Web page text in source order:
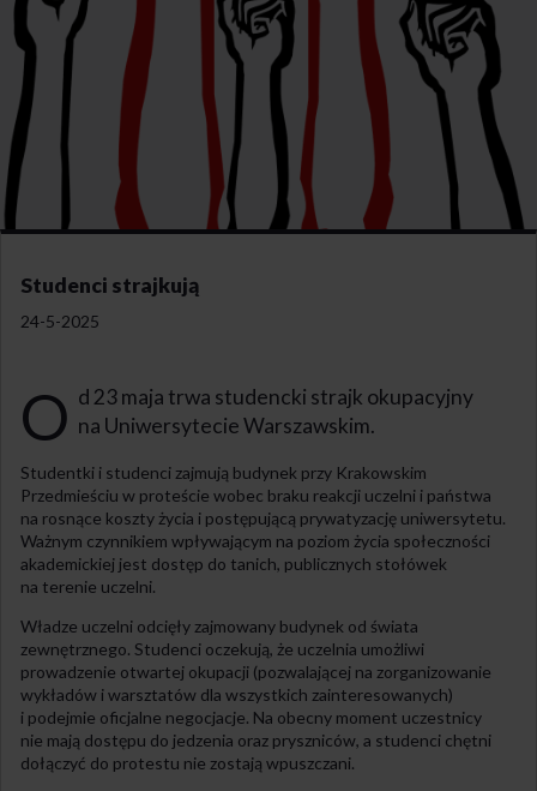
Studenci strajkują
24-5-2025
O d 23 maja trwa studencki strajk okupacyjny
na Uniwersytecie Warszawskim.
Studentki i studenci zajmują budynek przy Krakowskim
Przedmieściu w proteście wobec braku reakcji uczelni i państwa
na rosnące koszty życia i postępującą prywatyzację uniwersytetu.
Ważnym czynnikiem wpływającym na poziom życia społeczności
akademickiej jest dostęp do tanich, publicznych stołówek
na terenie uczelni.
Władze uczelni odcięły zajmowany budynek od świata
zewnętrznego. Studenci oczekują, że uczelnia umożliwi
prowadzenie otwartej okupacji (pozwalającej na zorganizowanie
wykładów i warsztatów dla wszystkich zainteresowanych)
i podejmie oficjalne negocjacje. Na obecny moment uczestnicy
nie mają dostępu do jedzenia oraz pryszniców, a studenci chętni
dołączyć do protestu nie zostają wpuszczani.